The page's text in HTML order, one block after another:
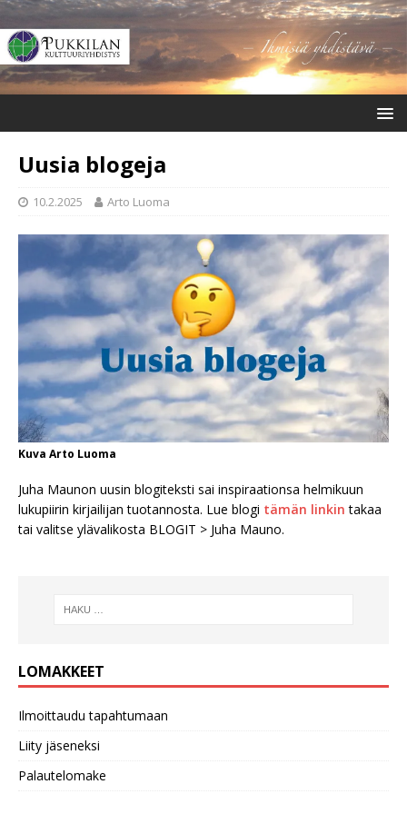
Uusia blogeja
10.2.2025 Arto Luoma
Kuva Arto Luoma
Juha Maunon uusin blogiteksti sai inspiraationsa helmikuun
lukupiirin kirjailijan tuotannosta. Lue blogi tämän linkin takaa
tai valitse ylävalikosta BLOGIT > Juha Mauno.
LOMAKKEET
Ilmoittaudu tapahtumaan
Liity jäseneksi
Palautelomake